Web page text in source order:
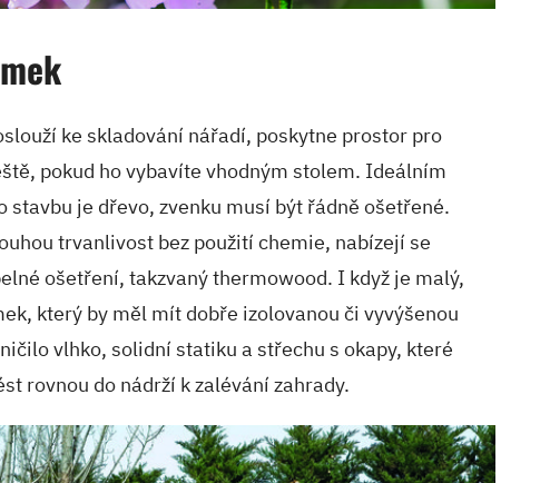
ke skladování nářadí, poskytne prostor pro
pokud ho vybavíte vhodným stolem. Ideálním
stavbu je dřevo, zvenku musí být řádně ošetřené.
trvanlivost bez použití chemie, nabízejí se
ošetření, takzvaný thermowood. I když je malý,
který by měl mít dobře izolovanou či vyvýšenou
vlhko, solidní statiku a střechu s okapy, které
rovnou do nádrží k zalévání zahrady.
V ZAHRADĚ 2/2026